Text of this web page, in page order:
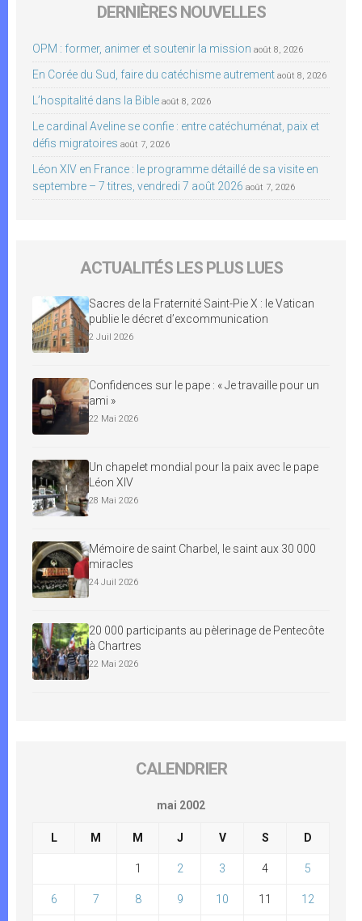
DERNIÈRES NOUVELLES
OPM : former, animer et soutenir la mission août 8, 2026
En Corée du Sud, faire du catéchisme autrement août 8, 2026
L’hospitalité dans la Bible août 8, 2026
Le cardinal Aveline se confie : entre catéchuménat, paix et
défis migratoires août 7, 2026
Léon XIV en France : le programme détaillé de sa visite en
septembre – 7 titres, vendredi 7 août 2026 août 7, 2026
ACTUALITÉS LES PLUS LUES
Sacres de la Fraternité Saint-Pie X : le Vatican
publie le décret d’excommunication
2 Juil 2026
Confidences sur le pape : « Je travaille pour un
ami »
22 Mai 2026
Un chapelet mondial pour la paix avec le pape
Léon XIV
28 Mai 2026
Mémoire de saint Charbel, le saint aux 30 000
miracles
24 Juil 2026
20 000 participants au pèlerinage de Pentecôte
à Chartres
22 Mai 2026
CALENDRIER
mai 2002
L M M J V S D
1 2 3 4 5
6 7 8 9 10 11 12